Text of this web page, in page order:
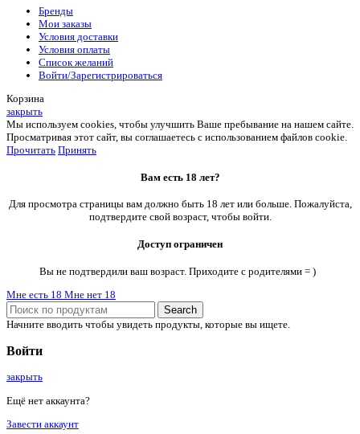
Бренды
Мои заказы
Условия доставки
Условия оплаты
Список желаний
Войти/Зарегистрироваться
Корзина
закрыть
Мы используем cookies, чтобы улучшить Ваше пребывание на нашем сайте.
Просматривая этот сайт, вы соглашаетесь с использованием файлов cookie.
Прочитать Принять
Вам есть 18 лет?
Для просмотра страницы вам должно быть 18 лет или больше. Пожалуйста,
подтвердите свой возраст, чтобы войти.
Доступ ограничен
Вы не подтвердили ваш возраст. Приходите с родителями = )
Мне есть 18 Мне нет 18
Search
Начните вводить чтобы увидеть продукты, которые вы ищете.
Войти
закрыть
Ещё нет аккаунта?
Завести аккаунт